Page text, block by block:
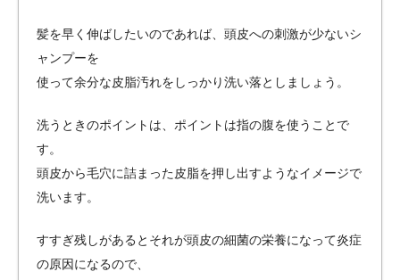
髪を早く伸ばしたいのであれば、頭皮への刺激が少ないシ
ャンプーを
使って余分な皮脂汚れをしっかり洗い落としましょう。
洗うときのポイントは、ポイントは指の腹を使うことで
す。
頭皮から毛穴に詰まった皮脂を押し出すようなイメージで
洗います。
すすぎ残しがあるとそれが頭皮の細菌の栄養になって炎症
の原因になるので、